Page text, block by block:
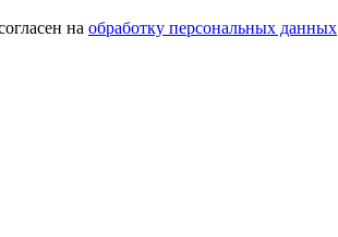
на обработку персональных данных